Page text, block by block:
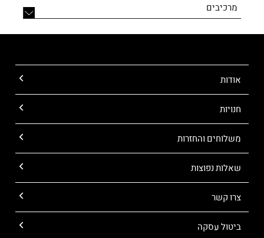
מרכיבים
אודות
חנויות
משלוחים והחזרות
שאלות נפוצות
צרו קשר
ביטול עסקה